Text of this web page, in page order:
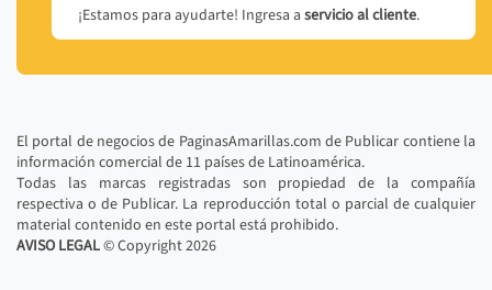
¡Estamos para ayudarte! Ingresa a servicio al cliente.
El portal de negocios de PaginasAmarillas.com de Publicar contiene la
información comercial de 11 países de Latinoamérica.
Todas las marcas registradas son propiedad de la compañía
respectiva o de Publicar. La reproducción total o parcial de cualquier
material contenido en este portal está prohibido.
AVISO LEGAL© Copyright2026